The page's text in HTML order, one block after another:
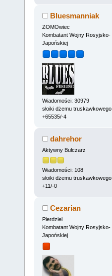
Bluesmanniak
ZOMOwiec
Kombatant Wojny Rosyjsko-
Japońskiej
Wiadomości: 30979
słoiki dżemu truskawkowego
+65535/-4
dahrehor
Aktywny Bułczarz
Wiadomości: 108
słoiki dżemu truskawkowego
+11/-0
Cezarian
Pierdziel
Kombatant Wojny Rosyjsko-
Japońskiej